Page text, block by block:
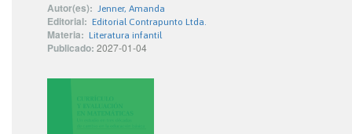
Autor(es): Jenner, Amanda
Editorial: Editorial Contrapunto Ltda.
Materia: Literatura infantil
Publicado: 2027-01-04